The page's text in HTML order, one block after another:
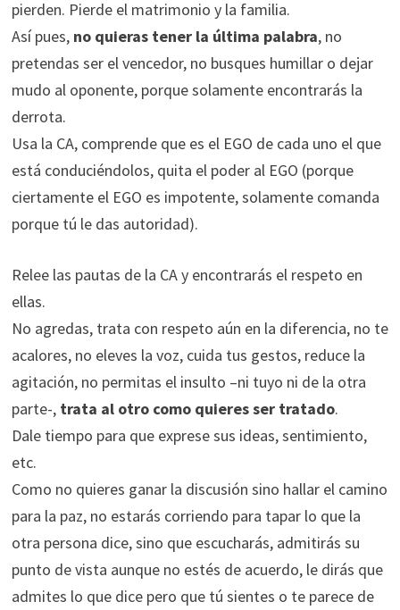
pierden. Pierde el matrimonio y la familia.
Así pues, no quieras tener la última palabra, no
pretendas ser el vencedor, no busques humillar o dejar
mudo al oponente, porque solamente encontrarás la
derrota.
Usa la CA, comprende que es el EGO de cada uno el que
está conduciéndolos, quita el poder al EGO (porque
ciertamente el EGO es impotente, solamente comanda
porque tú le das autoridad).
Relee las pautas de la CA y encontrarás el respeto en
ellas.
No agredas, trata con respeto aún en la diferencia, no te
acalores, no eleves la voz, cuida tus gestos, reduce la
agitación, no permitas el insulto –ni tuyo ni de la otra
parte-,trata al otro como quieres ser tratado.
Dale tiempo para que exprese sus ideas, sentimiento,
etc.
Como no quieres ganar la discusión sino hallar el camino
para la paz, no estarás corriendo para tapar lo que la
otra persona dice, sino que escucharás, admitirás su
punto de vista aunque no estés de acuerdo, le dirás que
admites lo que dice pero que tú sientes o te parece de